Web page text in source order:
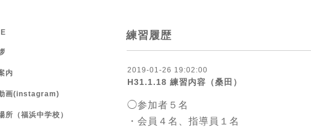
練習履歴
2019-01-26 19:02:00
H31.1.18 練習内容（桑田）
◯参加者５名
・会員４名、指導員１名
内
画(instagram)
所（福浜中学校）